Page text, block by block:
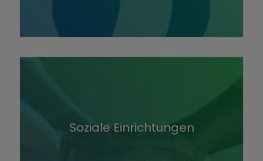
Soziale Einrichtungen